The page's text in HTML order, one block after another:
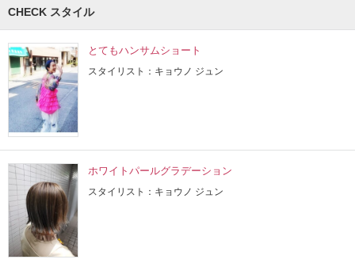
CHECK スタイル
とてもハンサムショート
スタイリスト：キョウノ ジュン
ホワイトパールグラデーション
スタイリスト：キョウノ ジュン